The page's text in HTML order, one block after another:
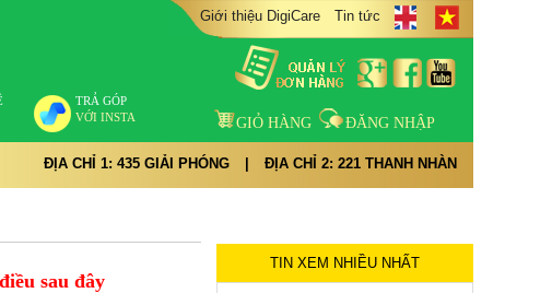
TRẢ GÓP
VỚI INSTA
Giới thiệu DigiCare Tin tức
GIỎ HÀNG ĐĂNG NHẬP
ĐỊA CHỈ 1: 435 GIẢI PHÓNG ĐỊA CHỈ 2: 221 THANH NHÀN
sau đây
TIN XEM NHIỀU NHẤT